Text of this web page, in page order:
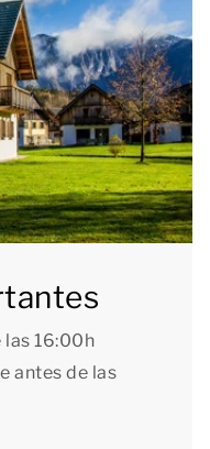
privada que hay
puede variar.
idea bastante
solo con fines
las 16:00h
antes de las